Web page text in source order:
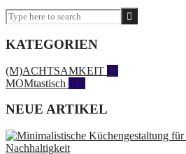
KATEGORIEN
(M)ACHTSAMKEIT 28
MOMtastisch 328
NEUE ARTIKEL